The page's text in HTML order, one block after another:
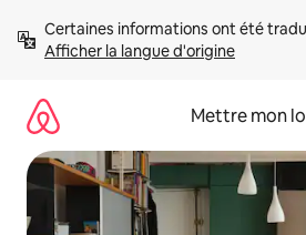
directement
Afficher la langue d'origine
Mettre mon